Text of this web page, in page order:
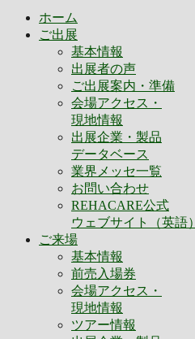
ホーム
ご出展
基本情報
出展者の声
ご出展案内・準備
会場アクセス・
現地情報
出展企業・製品
データベース
業界メッセ一覧
お問い合わせ
REHACARE公式
ウェブサイト（英語）
ご来場
基本情報
前売入場券
会場アクセス・
現地情報
ツアー情報